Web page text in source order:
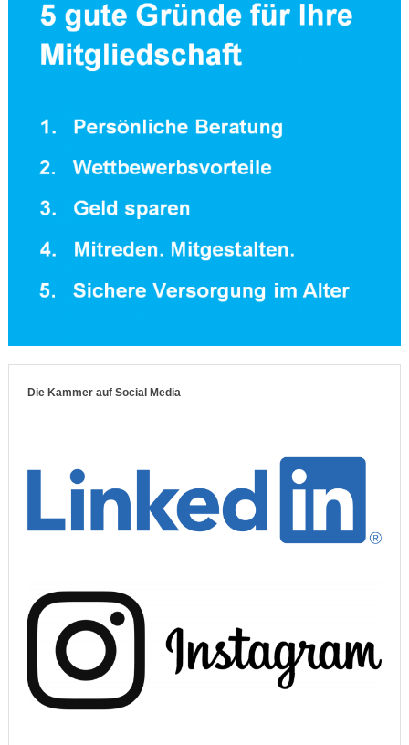
Die Kammer auf Social Media